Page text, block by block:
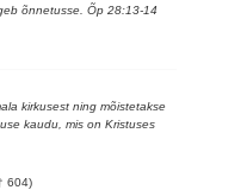
õnnetusse. Õp 28:13-14
kirkusest ning mõistetakse
kaudu, mis on Kristuses
604)